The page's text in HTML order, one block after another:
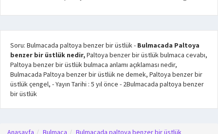
Soru: Bulmacada paltoya benzer bir üstlük- Bulmacada Paltoya
benzer bir üstlük nedir,Paltoya benzer bir üstlük bulmaca cevabı,
Paltoya benzer bir üstlük bulmaca anlamı açıklaması nedir,
Bulmacada Paltoya benzer bir üstlük ne demek, Paltoya benzer bir
üstlük çengel, - Yayın Tarihi : 5 yıl önce - 2Bulmacada paltoya benzer
bir üstlük
Anasayfa Bulmaca Bulmacada paltoya benzer bir üstlük